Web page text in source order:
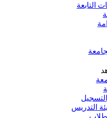
التابعة
التدريس